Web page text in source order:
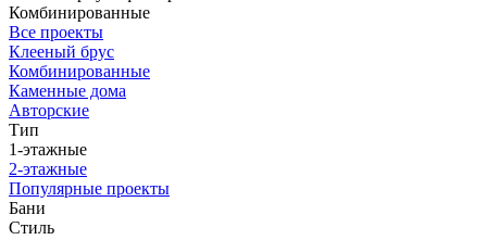
Комбинированные
Все проекты
Клееный брус
Комбинированные
Каменные дома
Авторские
Тип
1-этажные
2-этажные
Популярные проекты
Бани
Стиль